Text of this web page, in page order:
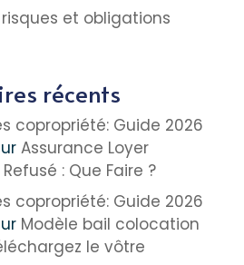
risques et obligations
récents
copropriété: Guide 2026
Assurance Loyer
: Que Faire ?
copropriété: Guide 2026
Modèle bail colocation
le vôtre